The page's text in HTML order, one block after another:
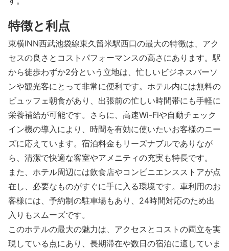
特徴と利点
東横INN西武池袋線東久留米駅西口の最大の特徴は、アク
セスの良さとコストパフォーマンスの高さにあります。駅
から徒歩わずか2分という立地は、忙しいビジネスパーソ
ンや観光客にとって非常に便利です。ホテル内には無料の
ビュッフェ朝食があり、出張前の忙しい時間帯にも手軽に
栄養補給が可能です。さらに、高速Wi-Fiや自動チェック
イン機の導入により、時間を有効に使いたいお客様のニー
ズに応えています。宿泊料金もリーズナブルでありなが
ら、清潔で快適な客室やアメニティの充実も特長です。
また、ホテル周辺には飲食店やコンビニエンスストアが点
在し、必要なものがすぐに手に入る環境です。車利用のお
客様には、予約制の駐車場もあり、24時間対応のため出
入りもスムーズです。
このホテルの最大の魅力は、アクセスとコストの両立を実
現している点にあり、長期滞在や数日の宿泊に適していま